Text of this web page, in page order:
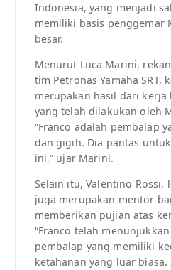
Indonesia, yang menjadi
memiliki basis penggemar
besar.
Menurut Luca Marini,
tim Petronas Yamaha SRT,
merupakan hasil dari kerja
yang telah dilakukan oleh
“Franco adalah pembalap
dan gigih. Dia pantas
ini,” ujar Marini.
Selain itu, Valentino Rossi,
juga merupakan mentor
memberikan pujian atas
“Franco telah
pembalap yang memiliki
ketahanan yang luar biasa.